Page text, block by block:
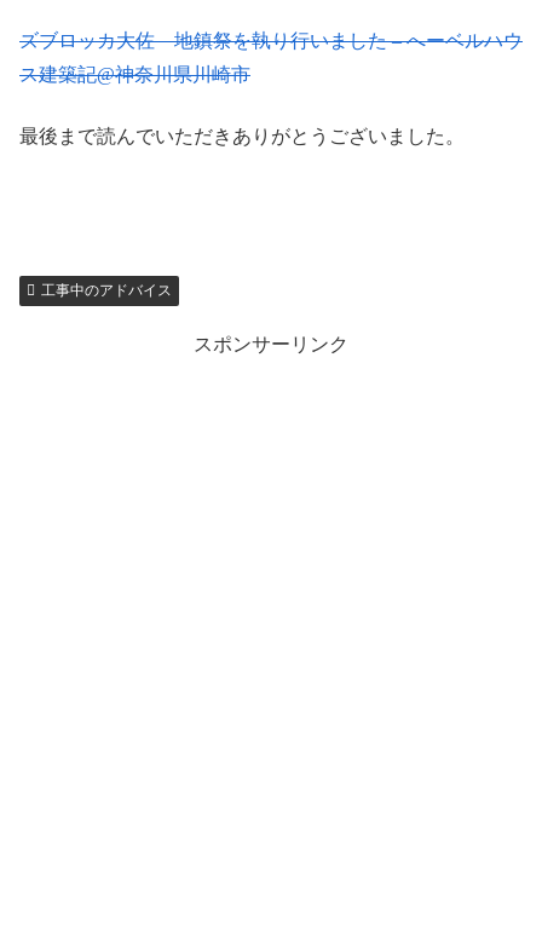
ズブロッカ大佐 地鎮祭を執り行いました – へーベルハウ
ス建築記@神奈川県川崎市
最後まで読んでいただきありがとうございました。
工事中のアドバイス
スポンサーリンク